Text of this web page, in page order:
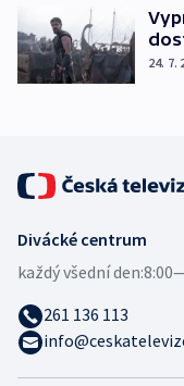
24. 7.
Divácké centrum
každý všední den:
261 136 113